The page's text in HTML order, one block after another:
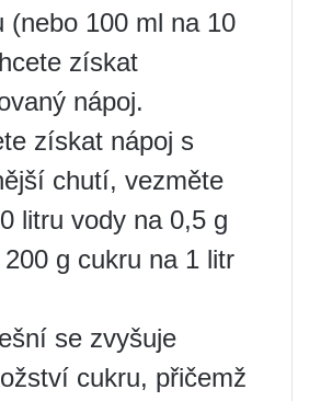
(nebo 100 ml na 10
získat
nápoj.
získat nápoj s
chutí, vezměte
litru vody na 0,5 g
g cukru na 1 litr
se zvyšuje
cukru, přičemž